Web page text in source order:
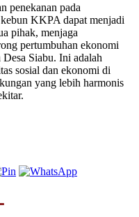
penekanan pada
KKPA dapat menjadi
pihak, menjaga
pertumbuhan ekonomi
Siabu. Ini adalah
sosial dan ekonomi di
yang lebih harmonis